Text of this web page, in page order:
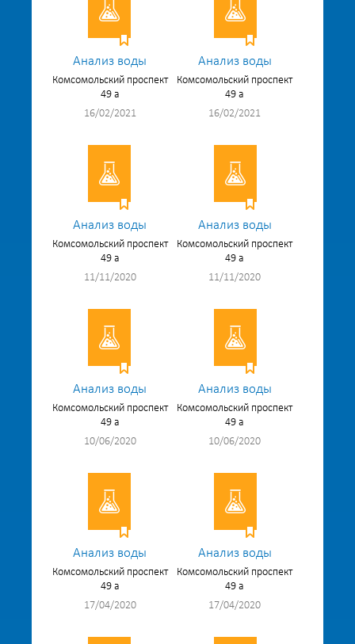
Анализ воды
Комсомольский проспект
49 а
16/02/2021
Анализ воды
Комсомольский проспект
49 а
16/02/2021
Анализ воды
Комсомольский проспект
49 а
11/11/2020
Анализ воды
Комсомольский проспект
49 а
11/11/2020
Анализ воды
Комсомольский проспект
49 а
10/06/2020
Анализ воды
Комсомольский проспект
49 а
10/06/2020
Анализ воды
Комсомольский проспект
49 а
17/04/2020
Анализ воды
Комсомольский проспект
49 а
17/04/2020